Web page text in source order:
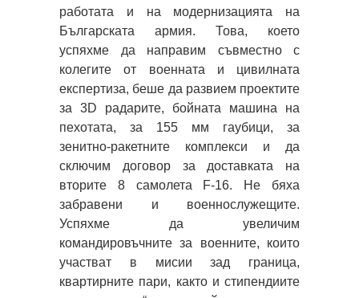
работата и на модернизацията на
Българската армия. Това, което
успяхме да направим съвместно с
колегите от военната и цивилната
експертиза, беше да развием проектите
за 3D радарите, бойната машина на
пехотата, за 155 мм гаубици, за
зенитно-ракетните комплекси и да
сключим договор за доставката на
вторите 8 самолета F-16. Не бяха
забравени и военнослужещите.
Успяхме да увеличим
командировъчните за военните, които
участват в мисии зад граница,
квартирните пари, както и стипендиите